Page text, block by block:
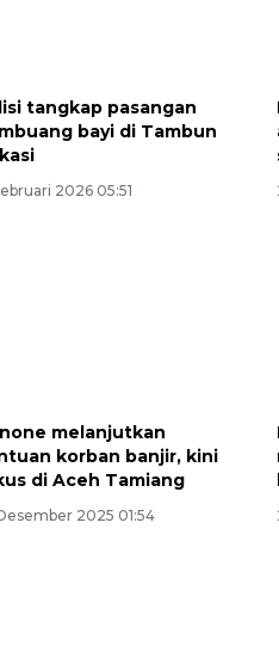
tangkap pasangan
bayi di Tambun
2026 05:51
melanjutkan
korban banjir, kini
di Aceh Tamiang
2025 01:54
Sinyal